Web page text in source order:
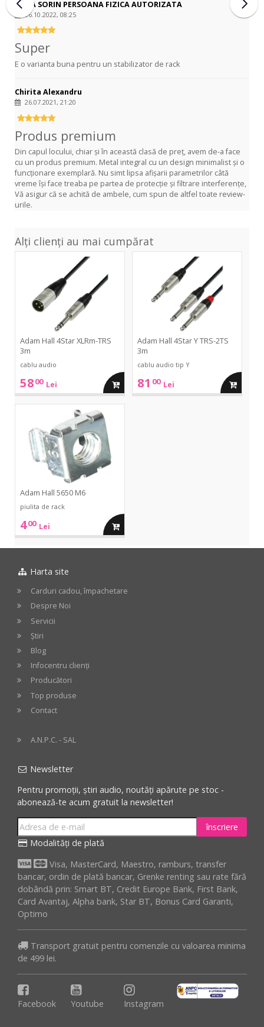
STEIA SORIN PERSOANA FIZICA AUTORIZATA
06.10.2022, 08:25
Super
E o varianta buna pentru un stabilizator de rack
Chirita Alexandru
26.07.2021, 21:20
Produs premium
Din capul locului, chiar și în această clasă de preț, avem de-a face
cu un produs premium. Metal integral cu un design minimalist și o
funcționare exemplară. Nu simt lipsa afișarii parametrilor câtă
vreme își face treaba pe partea de protecție și filtrare interferențe,
Vă asigur că se achită de ambele, cum spun de altfel toate review-
urile.
Alți clienți au mai cumpărat
Adam Hall 4Star XLRm-TRS
3m
cablu audio
5800 Lei adauga
cos
Adam Hall 4Star Y TRS-2TS
3m
cablu audio tip Y
81 00 Lei adauga
Adam Hall 5650 M6
piulita de rack
400 Lei adauga
in
Harta site
Carduri cadou, împachetare
Despre Noi
Servicii
Știri
Blog
Infocentru clienți
Producători
Top produse
Contact
A.N.P.C. - SAL
Newsletter
Pentru promoții, știri audio, noutăți apărute pe stoc -
abonează-te acum gratuit la newsletter!
înscriere
Modalități de plată
Visa, MasterCard, Maestro, ramburs, transfer
bancar, ordin de plată bancar, Grenke renting sau rate fără
dobândă prin: Smart BT, Credit Europe Bank, First Bank,
Card Avantaj, Alpha bank, Star BT, Bonus Card Garanti,
Optimo
Transport gratuit pentru comenzile cu valoarea minima
de 499 lei.
Facebook Youtube Instagram